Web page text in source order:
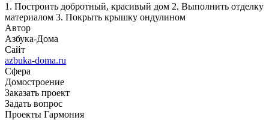
1. Построить добротный, красивый дом 2. Выполнить отделку
материалом 3. Покрыть крышку ондулином
Автор
Азбука-Дома
Сайт
azbuka-doma.ru
Сфера
Домостроение
Заказать проект
Задать вопрос
Проекты Гармония